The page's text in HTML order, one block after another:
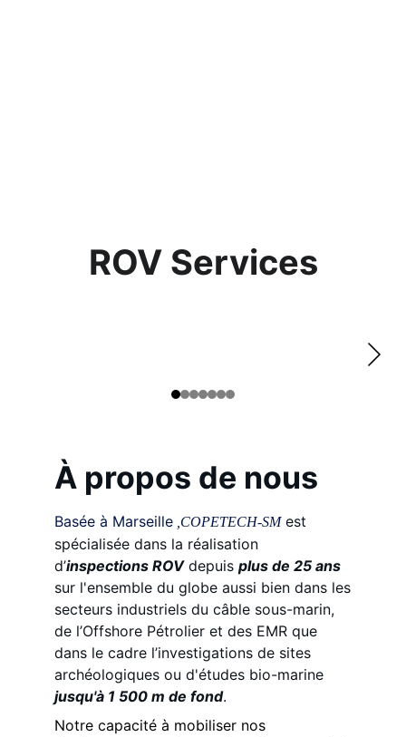
ROV Services
Basée à Marseille ,COPETECH-SMest
spécialisée dans la réalisation
d’inspections ROVdepuis plus de 25 ans
sur l'ensemble du globe aussi bien dans les
secteurs industriels du câble sous-marin,
de l’Offshore Pétrolier et des EMR que
dans le cadre l’investigations de sites
archéologiques ou d'études bio-marine
jusqu'à 1 500 m de fond.
Notre capacité à mobiliser nos
À propos de nous